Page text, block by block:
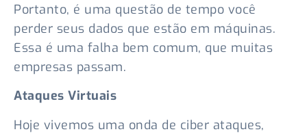
Portanto, é uma questão de tempo você
perder seus dados que estão em máquinas.
Essa é uma falha bem comum, que muitas
empresas passam.
Ataques Virtuais
Hoje vivemos uma onda de ciber ataques,